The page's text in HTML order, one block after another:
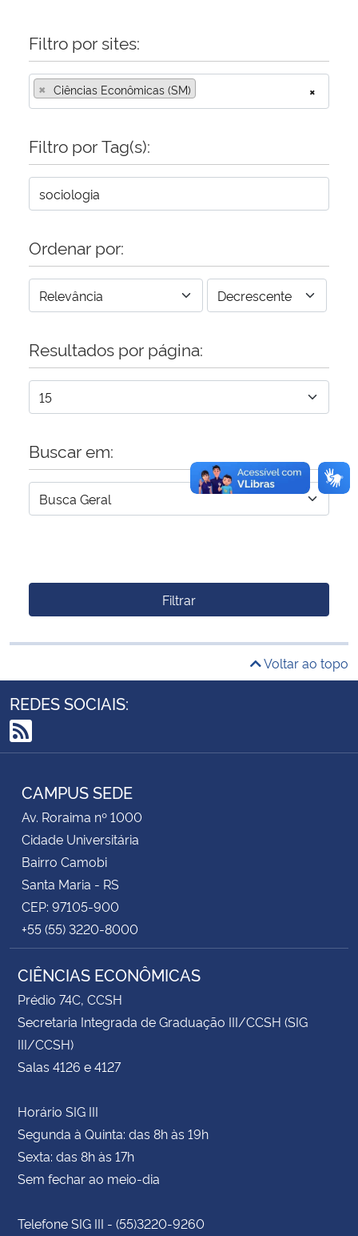
Controladoria-Geral da União
Ministério da Mulher, da Família e dos Direitos Humanos
Secretaria-Geral
Gabinete de Segurança Institucional
Banco Central do Brasil
Planalto
Filtro por sites:
×
× Ciências Econômicas (SM)
Filtro por Tag(s):
Ordenar por:
Resultados por página:
Buscar em:
Filtrar
Voltar ao topo
REDES SOCIAIS:
RSS
CAMPUS SEDE
Av. Roraima nº 1000
Cidade Universitária
Bairro Camobi
Santa Maria - RS
CEP: 97105-900
+55 (55) 3220-8000
CIÊNCIAS ECONÔMICAS
Prédio 74C, CCSH
Secretaria Integrada de Graduação III/CCSH (SIG
III/CCSH)
Salas 4126 e 4127
Horário SIG III
Segunda à Quinta: das 8h às 19h
Sexta: das 8h às 17h
Sem fechar ao meio-dia
Telefone SIG III - (55)3220-9260